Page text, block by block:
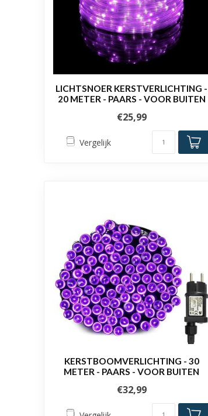
LICHTSNOER KERSTVERLICHTING -
20 METER - PAARS - VOOR BUITEN
€25,99
Vergelijk
KERSTBOOMVERLICHTING - 30
METER - PAARS - VOOR BUITEN
€32,99